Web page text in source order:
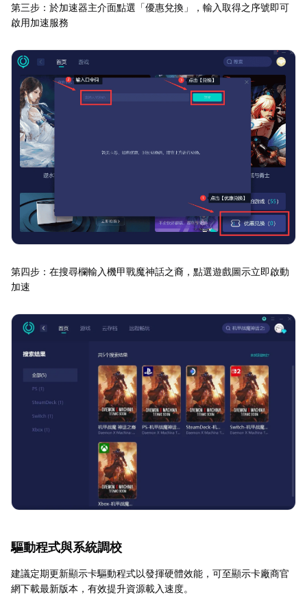
第三步：於加速器主介面點選「優惠兌換」，輸入取得之序號即可
啟用加速服務
第四步：在搜尋欄輸入機甲戰魔神話之裔，點選遊戲圖示立即啟動
加速
驅動程式與系統調校
建議定期更新顯示卡驅動程式以發揮硬體效能，可至顯示卡廠商官
網下載最新版本，有效提升資源載入速度。